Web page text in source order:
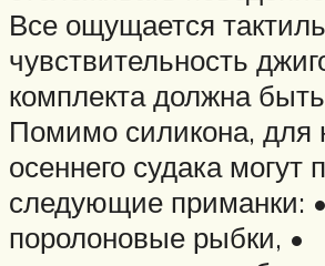
Все ощущается
чувствительность
комплекта должна
Помимо силикона, для
осеннего судака могут
следующие приманки: •
поролоновые рыбки, •